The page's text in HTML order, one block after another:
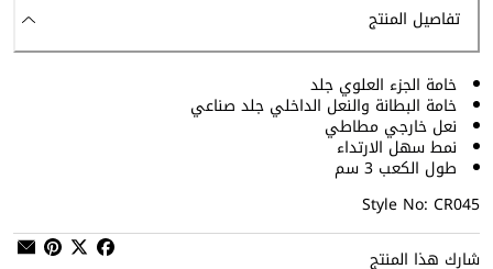
تفاصيل المنتج
خامة الجزء العلوي جلد
خامة البطانة والنعل الداخلي جلد صناعي
نعل خارجي مطاطي
نمط سهل الارتداء
طول الكعب 3 سم
Style No: CR045
شارك هذا المنتج